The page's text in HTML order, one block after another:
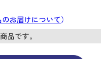
お届けについて）
品です。